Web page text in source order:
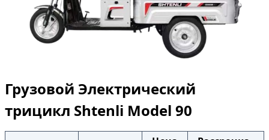
Грузовой Электрический
трицикл Shtenli Model 90